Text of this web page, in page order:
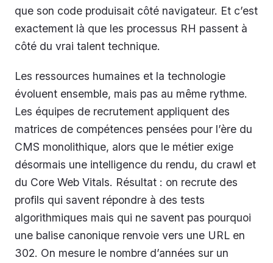
que son code produisait côté navigateur. Et c’est
exactement là que les processus RH passent à
côté du vrai talent technique.
Les ressources humaines et la technologie
évoluent ensemble, mais pas au même rythme.
Les équipes de recrutement appliquent des
matrices de compétences pensées pour l’ère du
CMS monolithique, alors que le métier exige
désormais une intelligence du rendu, du crawl et
du Core Web Vitals. Résultat : on recrute des
profils qui savent répondre à des tests
algorithmiques mais qui ne savent pas pourquoi
une balise canonique renvoie vers une URL en
302. On mesure le nombre d’années sur un